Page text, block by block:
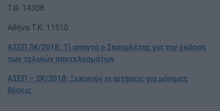
Τ.Θ. 14308
Αθήνα Τ.Κ. 11510
ΑΣΕΠ 3Κ/2018: Τί απαντά ο Σκουρλέτης για την έκδοση
των τελικών αποτελεσμάτων
ΑΣΕΠ – 2Κ/2018: Ξεκινούν οι αιτήσεις για μόνιμες
θέσεις